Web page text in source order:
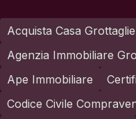
Acquista Casa Grottaglie
Agenzia Immobiliare
Ape Immobiliare
Codice Civile